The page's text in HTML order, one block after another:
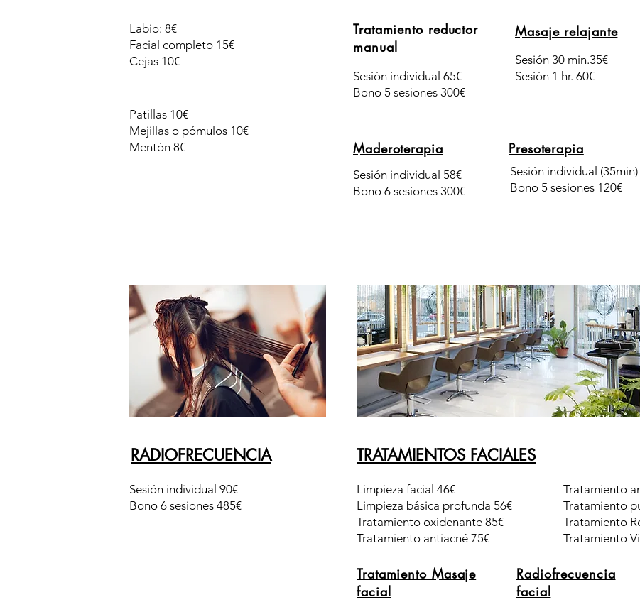
Labio: 8€
Facial completo 15€
Cejas 10€
Patillas 10€
Mejillas o pómulos 10€
Mentón 8€
Tratamiento reductor
manual
Sesión individual 65€
Bono 5 sesiones 300€
Masaje relajante
Sesión 30 min.35€
Sesión 1 hr. 60€
Maderoterapia
Sesión individual 58€
Bono 6 sesiones 300€
Presoterapia
Sesión individual (35min)
Bono 5 sesiones 120€
RADIOFRECUENCIA
Sesión individual 90€
Bono 6 sesiones 485€
TRATAMIENTOS FACIALES
Limpieza facial 46€
Limpieza básica profunda 56€
Tratamiento oxidenante 85€
Tratamiento antiacné 75€
Tratamiento
Tratamiento
Tratamiento
Tratamiento
Tratamiento Masaje
facial
Radiofrecuencia
facial